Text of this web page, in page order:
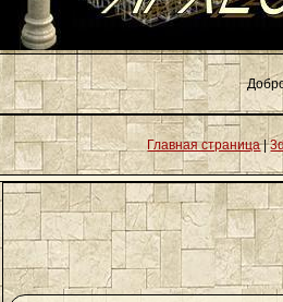
Главная страница|